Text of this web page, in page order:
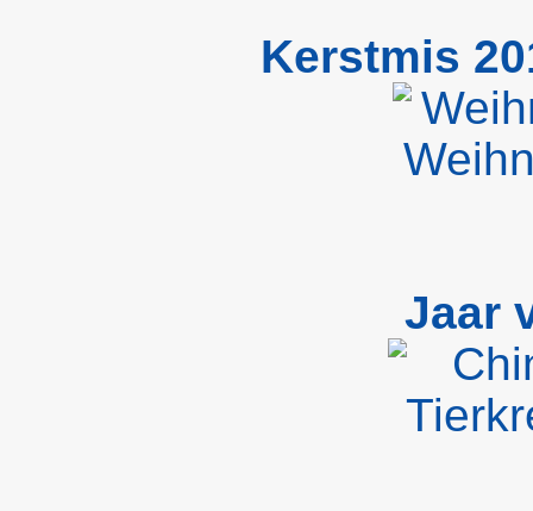
Kerstmis
Jaar